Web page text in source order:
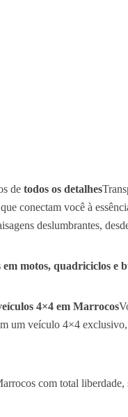
de todos os detalhes
conectam você à
deslumbrantes,
em motos, quadriciclos e
4×4 em Marrocos
um veículo 4×4
com total